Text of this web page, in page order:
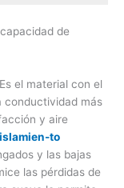
de
Es el material con el
conductividad más
y aire
to
y las bajas
las pérdidas de